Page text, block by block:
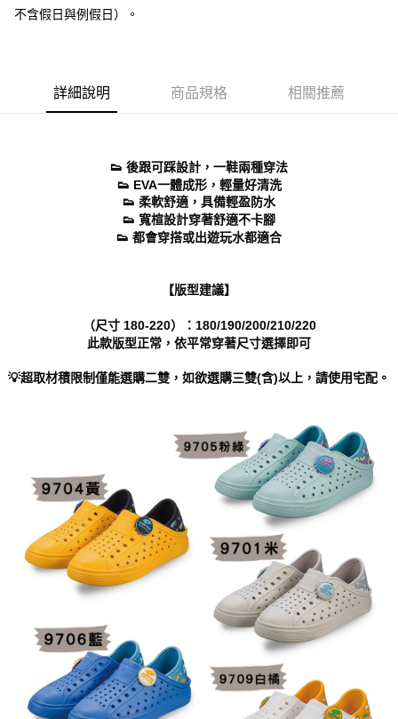
【「AFTEE先享後付」結帳流程】
ATM／網路銀行／等多元方式進行付款，方視為交易完成。
※ 請注意：結帳手續完成當下不需立刻繳費，但若您需要取消訂單，請聯絡
※ 交易是否成功請以「AFTEE先享後付 」之結帳頁面顯示為準，若有關於
是否繳費成功／繳費後需取消欲退款等相關疑問，請聯繫「AFTEE先享後付
https://netprotections.freshdesk.com/support/home
１．透過由恩沛科技股份有限公司提供之「AFTEE先享後付」服務完成之交
２．關於個人資料處理事宜，請瀏覽以下網址：
３．未成年的使用者請事先徵得法定代理人或監護人之同意方可使用
「AFTEE先享後付」，若未經同意申辦者引起之損失，本公司不負相關責
４．使用「AFTEE先享後付」時，將依據個別帳號之用戶狀況，依本公司即
時審查核予不同之上限額度；若仍有額度不足之情形，本公司將視審查結果
恩沛科技股份有限公司將有權停止該用戶之使用額度並採取法律行動。
每筆NT$70，滿NT$999(含以上)免運費
7-11 取貨付款
每筆NT$70，滿NT$999(含以上)免運費
每筆NT$90，滿NT$999(含以上)免運費
不含假日與例假日）。
詳細說明 商品規格 相關推薦
👟 後跟可踩設計，一鞋兩種穿法
👟 EVA一體成形，輕量好清洗
👟 柔軟舒適，具備輕盈防水
👟 寬楦設計穿著舒適不卡腳
👟 都會穿搭或出遊玩水都適合
【版型建議】
（尺寸 180-220）：180/190/200/210/220
此款版型正常，依平常穿著尺寸選擇即可
💡超取材積限制僅能選購二雙，如欲選購三雙(含)以上，請使用宅配。